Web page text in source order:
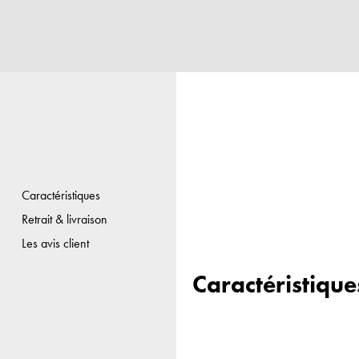
Caractéristiques
Retrait & livraison
Les avis client